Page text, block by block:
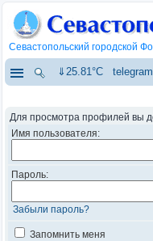
Севастопольский городской
⇓25.81°C telegram
Для просмотра профилей вы
Имя пользователя:
Пароль:
Забыли пароль?
Запомнить меня